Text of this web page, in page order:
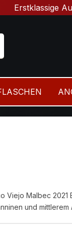
Malbec 2021
und mittlerem